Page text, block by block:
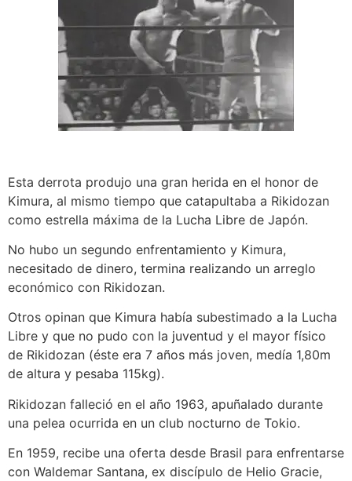
Esta derrota produjo una gran herida en el honor de
Kimura, al mismo tiempo que catapultaba a Rikidozan
como estrella máxima de la Lucha Libre de Japón.
No hubo un segundo enfrentamiento y Kimura,
necesitado de dinero, termina realizando un arreglo
económico con Rikidozan.
Otros opinan que Kimura había subestimado a la Lucha
Libre y que no pudo con la juventud y el mayor físico
de Rikidozan (éste era 7 años más joven, medía 1,80m
de altura y pesaba 115kg).
Rikidozan falleció en el año 1963, apuñalado durante
una pelea ocurrida en un club nocturno de Tokio.
En 1959, recibe una oferta desde Brasil para enfrentarse
con Waldemar Santana, ex discípulo de Helio Gracie,